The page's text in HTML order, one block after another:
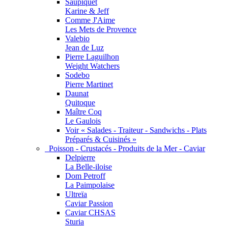
Saupiquet
Karine & Jeff
Comme J'Aime
Les Mets de Provence
Valebio
Jean de Luz
Pierre Laguilhon
Weight Watchers
Sodebo
Pierre Martinet
Daunat
Quitoque
Maître Coq
Le Gaulois
Voir « Salades - Traiteur - Sandwichs - Plats
Préparés & Cuisinés »
Poisson - Crustacés - Produits de la Mer - Caviar
Delpierre
La Belle-iloise
Dom Petroff
La Paimpolaise
Ultreïa
Caviar Passion
Caviar CHSAS
Sturia